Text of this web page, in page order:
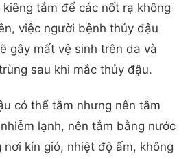
tắm để các nốt rạ không
việc người bệnh thủy đậu
gây mất vệ sinh trên da và
sau khi mắc thủy đậu.
có thể tắm nhưng nên tắm
lạnh, nên tắm bằng nước
kín gió, nhiệt độ ấm, không